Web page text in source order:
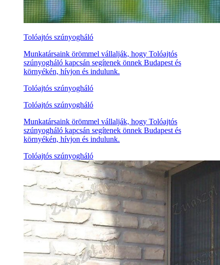
Tolóajtós szúnyogháló
Munkatársaink örömmel vállalják, hogy Tolóajtós
szúnyogháló kapcsán segítenek önnek Budapest és
környékén, hívjon és indulunk.
Tolóajtós szúnyogháló
Tolóajtós szúnyogháló
Munkatársaink örömmel vállalják, hogy Tolóajtós
szúnyogháló kapcsán segítenek önnek Budapest és
környékén, hívjon és indulunk.
Tolóajtós szúnyogháló